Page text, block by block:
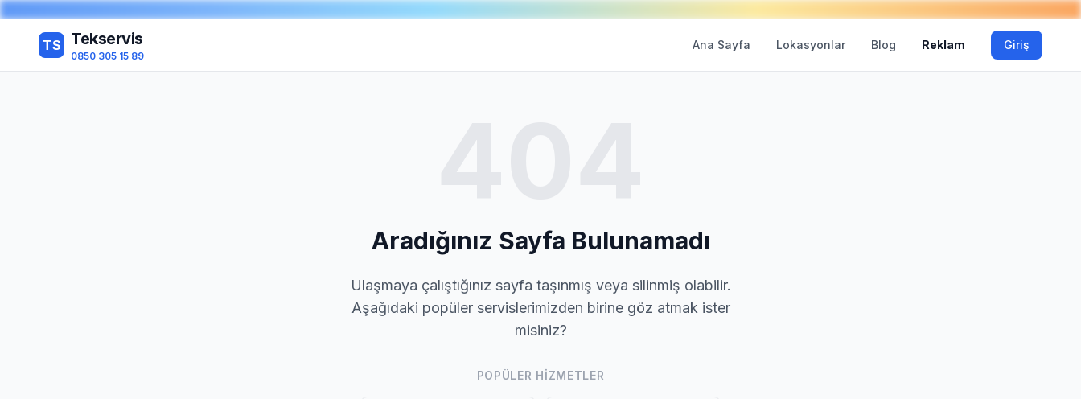
TS Tekservis
0850 305 15 89
Ana Sayfa Lokasyonlar Blog Reklam Giriş
Aradığınız Sayfa Bulunamadı
Ulaşmaya çalıştığınız sayfa taşınmış veya silinmiş olabilir.
Aşağıdaki popüler servislerimizden birine göz atmak ister
misiniz?
POPÜLER HIZMETLER